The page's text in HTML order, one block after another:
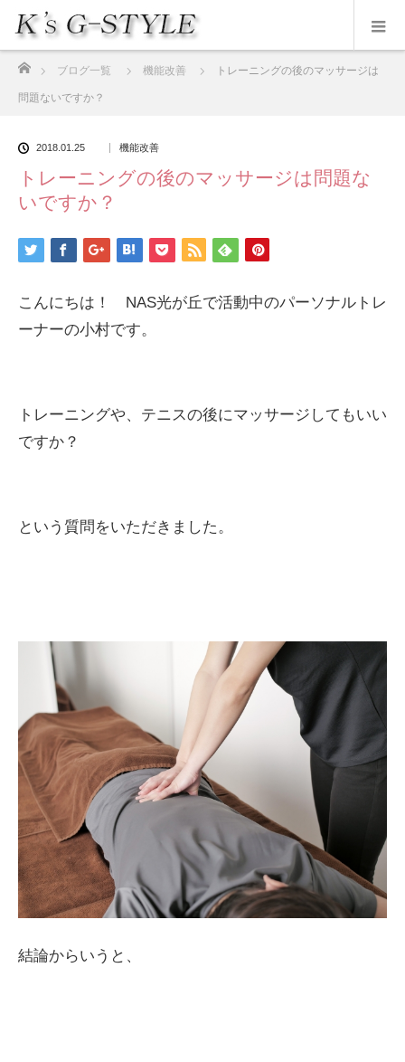
ブログ一覧 機能改善 トレーニングの後のマッサージは
問題ないですか？
2018.01.25 機能改善
トレーニングの後のマッサージは問題な
いですか？
こんにちは！ NAS光が丘で活動中のパーソナルトレ
ーナーの小村です。
トレーニングや、テニスの後にマッサージしてもいい
ですか？
という質問をいただきました。
結論からいうと、